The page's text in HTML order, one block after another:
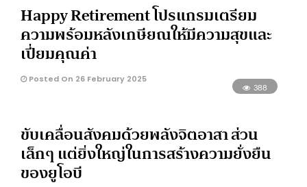
Happy Retirement โปรแกรมเตรียม
ความพร้อมหลังเกษียณให้มีความสุขและ
เปี่ยมคุณค่า
Posted On 26 February 2025
388
ขับเคลื่อนสังคมด้วยพลังจิตอาสา ส่วน
เล็กๆ แต่ยิ่งใหญ่ในการสร้างความยั่งยืน
ของยูโอบี